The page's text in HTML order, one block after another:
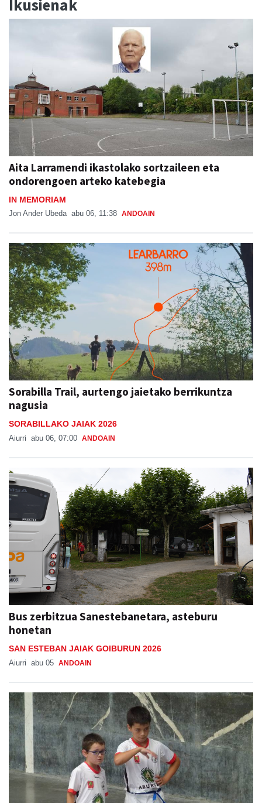
Ikusienak
Aita Larramendi ikastolako sortzaileen eta
ondorengoen arteko katebegia
IN MEMORIAM
Jon Ander Ubeda abu 06, 11:38 ANDOAIN
Sorabilla Trail, aurtengo jaietako berrikuntza
nagusia
SORABILLAKO JAIAK 2026
Aiurri abu 06, 07:00 ANDOAIN
Bus zerbitzua Sanestebanetara, asteburu
honetan
SAN ESTEBAN JAIAK GOIBURUN 2026
Aiurri abu 05 ANDOAIN